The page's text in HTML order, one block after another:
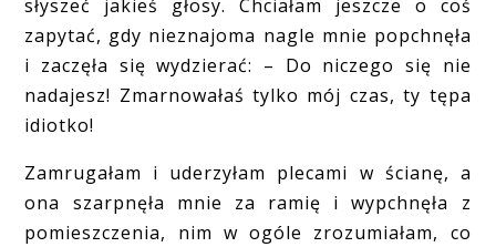
słyszeć jakieś głosy. Chciałam jeszcze o coś
zapytać, gdy nieznajoma nagle mnie popchnęła
i zaczęła się wydzierać: – Do niczego się nie
nadajesz! Zmarnowałaś tylko mój czas, ty tępa
idiotko!
Zamrugałam i uderzyłam plecami w ścianę, a
ona szarpnęła mnie za ramię i wypchnęła z
pomieszczenia, nim w ogóle zrozumiałam, co